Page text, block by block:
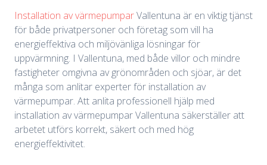
Installation av värmepumparVallentuna är en viktig tjänst
för både privatpersoner och företag som vill ha
energieffektiva och miljövänliga lösningar för
uppvärmning. I Vallentuna, med både villor och mindre
fastigheter omgivna av grönområden och sjöar, är det
många som anlitar experter för installation av
värmepumpar. Att anlita professionell hjälp med
installation av värmepumpar Vallentuna säkerställer att
arbetet utförs korrekt, säkert och med hög
energieffektivitet.